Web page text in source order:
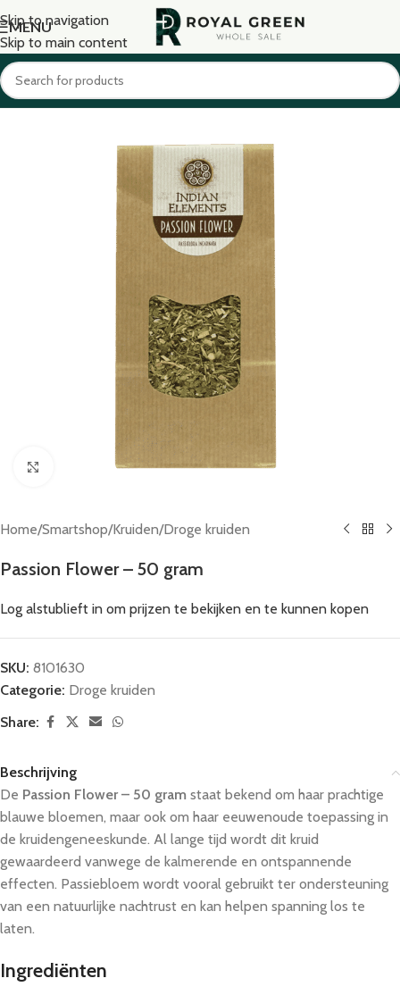
Skip to navigation
Skip to main content
MENU
Click to enlarge
Home/Smartshop/Kruiden/Droge kruiden
Passion Flower – 50 gram
Log alstublieft in om prijzen te bekijken en te kunnen kopen
SKU: 8101630
Categorie: Droge kruiden
Share:
Beschrijving
De Passion Flower – 50 gram staat bekend om haar prachtige
blauwe bloemen, maar ook om haar eeuwenoude toepassing in
de kruidengeneeskunde. Al lange tijd wordt dit kruid
gewaardeerd vanwege de kalmerende en ontspannende
effecten. Passiebloem wordt vooral gebruikt ter ondersteuning
van een natuurlijke nachtrust en kan helpen spanning los te
laten.
Ingrediënten